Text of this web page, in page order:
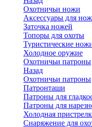
Охотничьи ножи
Аксессуары для
Заточка ножей
Топоры для охоты
Туристические
Холодное оружие
Охотничьи патроны
Назад
Охотничьи патроны
Патронташи
Патроны для
Патроны для
Холодная
Снаряжение для